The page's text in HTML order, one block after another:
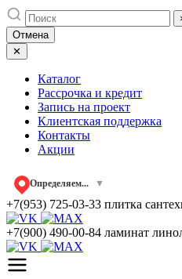
Skip
to
content
Отмена
✕
Каталог
Рассрочка и кредит
Запись на проект
Клиентская поддержка
Контакты
Акции
Определяем... ▼
+7(953) 725-03-33 плитка
+7(900) 490-00-84 ламинат